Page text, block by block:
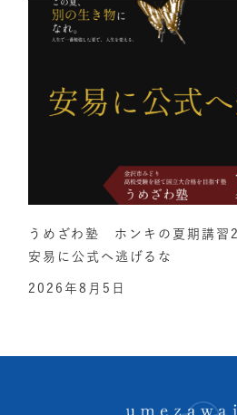
うめざわ塾 ホンキの夏期講
安易に公式へ逃げるな
2026年8月5日